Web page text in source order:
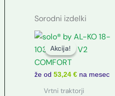
Sorodni izdelki
Akcija!
že od 53,24 € na mesec
Akcija!
Vrtni traktorji
Izvirna
je
Trenutna
je: